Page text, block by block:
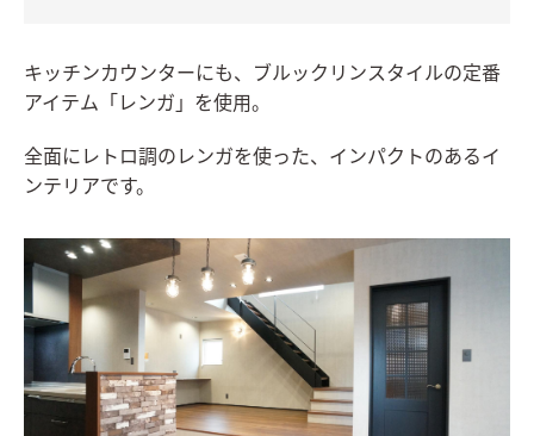
キッチンカウンターにも、ブルックリンスタイルの定番
アイテム「レンガ」を使用。
全面にレトロ調のレンガを使った、インパクトのあるイ
ンテリアです。